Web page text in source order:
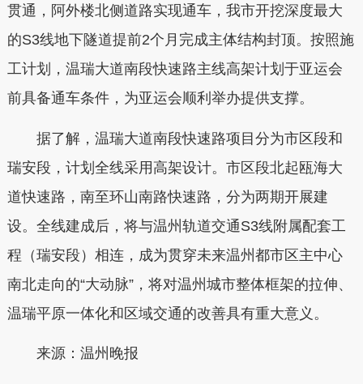
贯通，阿外楼北侧道路实现通车，我市开挖深度最大
的S3线地下隧道提前2个月完成主体结构封顶。按照施
工计划，温瑞大道南段快速路主线高架计划于亚运会
前具备通车条件，为亚运会顺利举办提供支撑。
据了解，温瑞大道南段快速路项目分为市区段和
瑞安段，计划全线采用高架设计。市区段北起瓯海大
道快速路，南至环山南路快速路，分为两期开展建
设。全线建成后，将与温州轨道交通S3线附属配套工
程（瑞安段）相连，成为贯穿未来温州都市区主中心
南北走向的“大动脉”，将对温州城市整体框架的拉伸、
温瑞平原一体化和区域交通的改善具有重大意义。
来源：温州晚报